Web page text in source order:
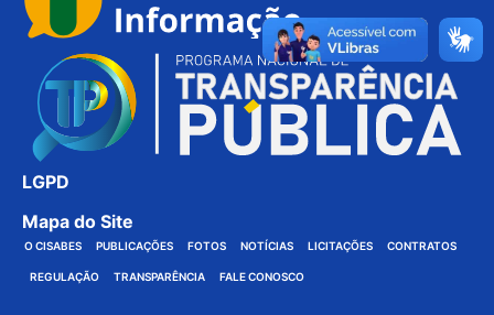
LGPD
Mapa do Site
O CISABES PUBLICAÇÕES FOTOS NOTÍCIAS LICITAÇÕES CONTRATOS
REGULAÇÃO TRANSPARÊNCIA FALE CONOSCO